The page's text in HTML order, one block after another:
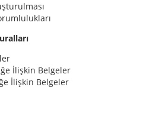
İlişkin Belgeler
İlişkin Belgeler